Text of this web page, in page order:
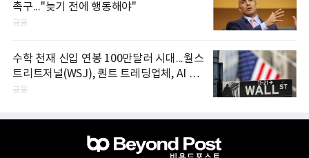
촉구..."늦기 전에 행동해야"
금융
수학 천재 신입 연봉 100만달러 시대...월스
트리트저널(WSJ), 퀀트 트레딩업체, AI 기
업들 인재 확보 경쟁
금융